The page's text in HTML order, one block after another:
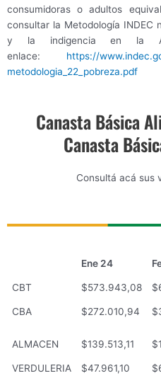
consumidoras o adultos
consultar la Metodología INDEC
y la indigencia en la
enlace: https://
metodologia_22_pobreza.pdf
Canasta Básica
Canasta
Consultá acá sus
Ene 24
Ene 24
CBT $573.943,08
CBA $272.010,94
ALMACEN $139.513,11
VERDULERIA $47.961,10